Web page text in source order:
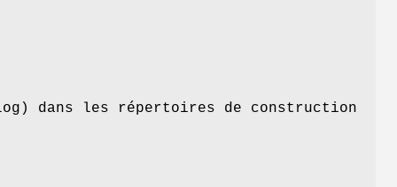
dans les répertoires de construction